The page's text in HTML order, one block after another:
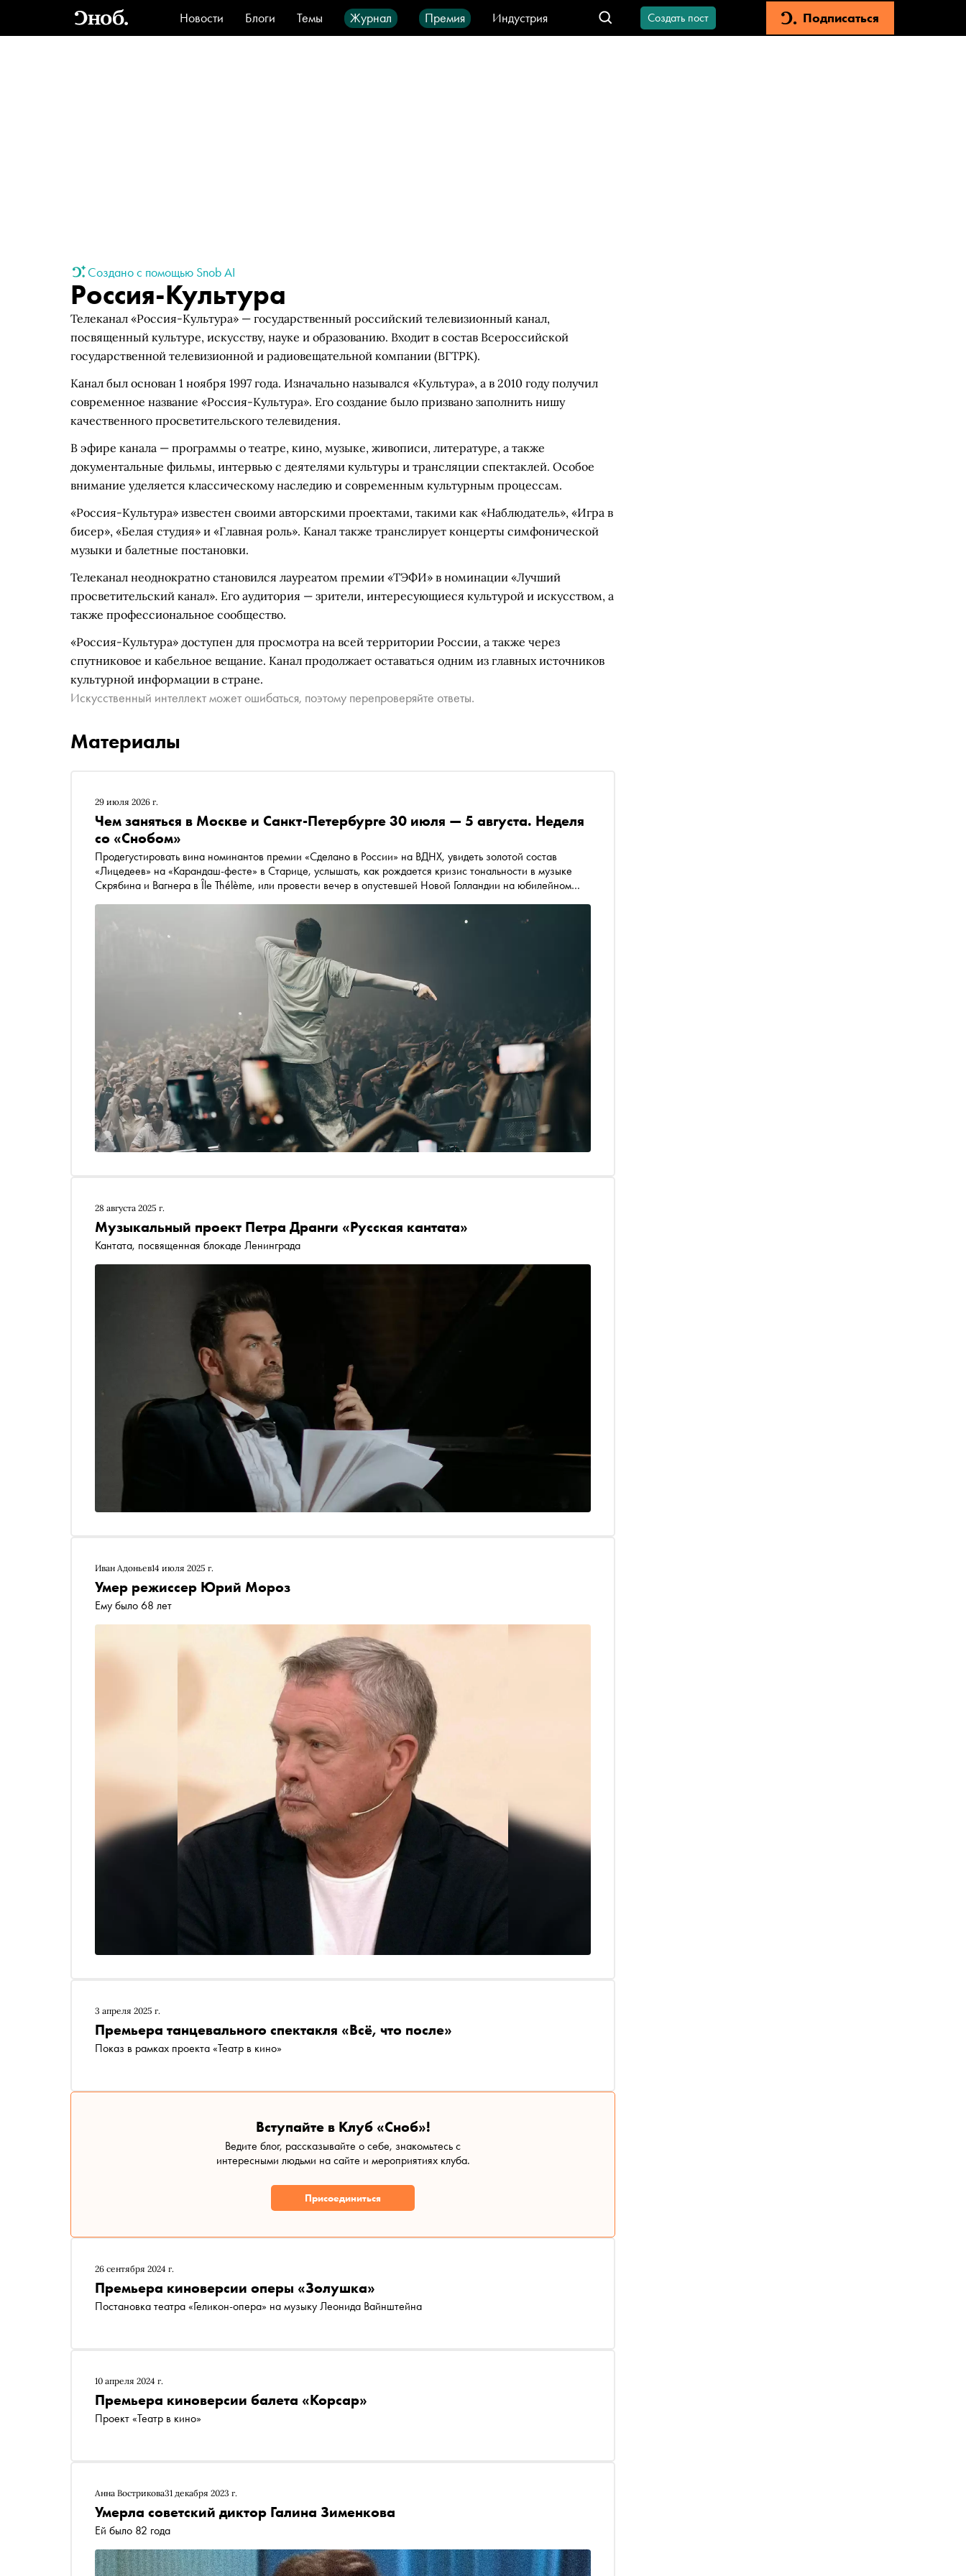
Новости Блоги Темы Журнал Премия
Индустрия
Стиль
Видео Город IT-продукты
Создать пост Подписаться
Создано с помощью Snob AI
Россия-Культура
Телеканал «Россия-Культура» — государственный российский телевизионный канал,
посвященный культуре, искусству, науке и образованию. Входит в состав Всероссийской
государственной телевизионной и радиовещательной компании (ВГТРК).
Канал был основан 1 ноября 1997 года. Изначально назывался «Культура», а в 2010 году получил
современное название «Россия-Культура». Его создание было призвано заполнить нишу
качественного просветительского телевидения.
В эфире канала — программы о театре, кино, музыке, живописи, литературе, а также
документальные фильмы, интервью с деятелями культуры и трансляции спектаклей. Особое
внимание уделяется классическому наследию и современным культурным процессам.
«Россия-Культура» известен своими авторскими проектами, такими как «Наблюдатель», «Игра в
бисер», «Белая студия» и «Главная роль». Канал также транслирует концерты симфонической
музыки и балетные постановки.
Телеканал неоднократно становился лауреатом премии «ТЭФИ» в номинации «Лучший
просветительский канал». Его аудитория — зрители, интересующиеся культурой и искусством, а
также профессиональное сообщество.
«Россия-Культура» доступен для просмотра на всей территории России, а также через
спутниковое и кабельное вещание. Канал продолжает оставаться одним из главных источников
культурной информации в стране.
Искусственный интеллект может ошибаться, поэтому перепроверяйте ответы.
Материалы
29 июля 2026 г.
Чем заняться в Москве и Санкт-Петербурге 30 июля — 5 августа. Неделя
со «Снобом»
Продегустировать вина номинантов премии «Сделано в России» на ВДНХ, увидеть золотой состав
«Лицедеев» на «Карандаш-фесте» в Старице, услышать, как рождается кризис тональности в музыке
Скрябина и Вагнера в Île Thélème, или провести вечер в опустевшей Новой Голландии на юбилейном
28 августа 2025 г.
Музыкальный проект Петра Дранги «Русская кантата»
Кантата, посвященная блокаде Ленинграда
Иван Адоньев14 июля 2025 г.
Умер режиссер Юрий Мороз
Ему было 68 лет
3 апреля 2025 г.
Премьера танцевального спектакля «Всё, что после»
Показ в рамках проекта «Театр в кино»
Вступайте в Клуб «Сноб»!
Ведите блог, рассказывайте о себе, знакомьтесь с
интересными людьми на сайте и мероприятиях клуба.
Присоединиться
26 сентября 2024 г.
Премьера киноверсии оперы «Золушка»
Постановка театра «Геликон-опера» на музыку Леонида Вайнштейна
10 апреля 2024 г.
Премьера киноверсии балета «Корсар»
Проект «Театр в кино»
Анна Вострикова31 декабря 2023 г.
Умерла советский диктор Галина Зименкова
Ей было 82 года